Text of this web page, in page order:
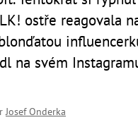
ostře reagovala
na svém
Josef Onderka